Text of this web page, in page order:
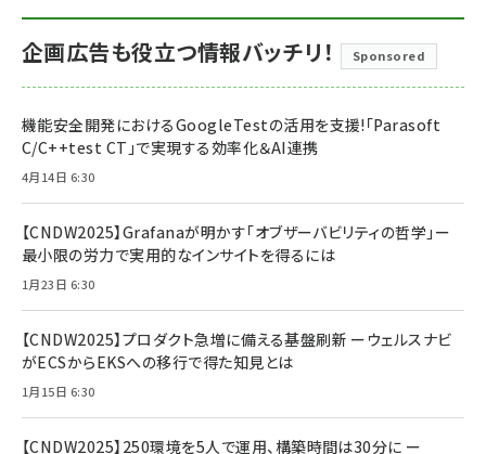
企画広告も役立つ情報バッチリ！ Sponsored
機能安全開発におけるGoogleTestの活用を支援!「Parasoft
C/C++test CT」で実現する効率化＆AI連携
4月14日 6:30
【CNDW2025】Grafanaが明かす「オブザーバビリティの哲学」ー
最小限の労力で実用的なインサイトを得るには
1月23日 6:30
【CNDW2025】プロダクト急増に備える基盤刷新 ーウェルスナビ
がECSからEKSへの移行で得た知見とは
1月15日 6:30
【CNDW2025】250環境を5人で運用、構築時間は30分に ー